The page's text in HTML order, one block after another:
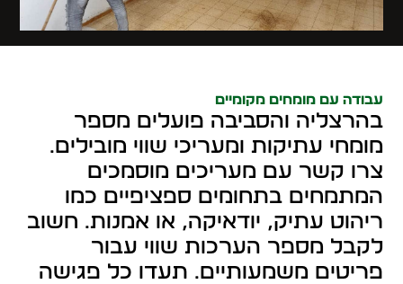
עבודה עם מומחים מקומיים
בהרצליה והסביבה פועלים מספר
מומחי עתיקות ומעריכי שווי מובילים.
צרו קשר עם מעריכים מוסמכים
המתמחים בתחומים ספציפיים כמו
ריהוט עתיק, יודאיקה, או אמנות. חשוב
לקבל מספר הערכות שווי עבור
פריטים משמעותיים. תעדו כל פגישה